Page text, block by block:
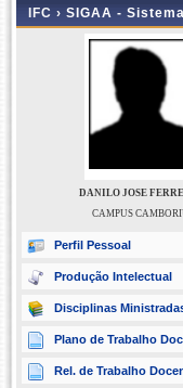
IFC › SIGAA -
DANILO JOSE
CAMPUS
Perfil Pessoal
Produção Intelectual
Disciplinas
Plano de Trabalho
Rel. de Trabalho